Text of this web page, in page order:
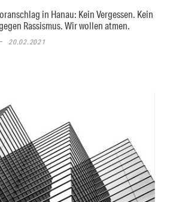
in Hanau: Kein Vergessen. Kein
Rassismus. Wir wollen atmen.
20.02.2021